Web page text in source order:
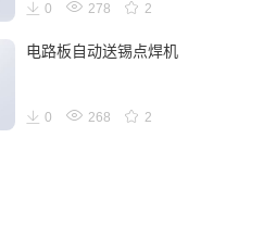
0 278 2
电路板自动送锡点焊机
0 268 2